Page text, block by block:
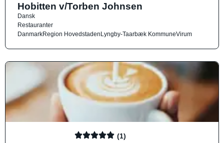
Hobitten v/Torben Johnsen
Dansk
Restauranter
DanmarkRegion HovedstadenLyngby-Taarbæk KommuneVirum
(1)